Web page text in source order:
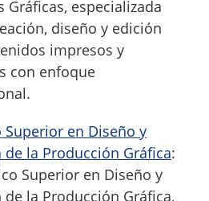
Gráficas, especializada
diseño y edición
impresos y
con enfoque
Superior en Diseño y
de la Producción Gráfica:
Superior en Diseño y
de la Producción Gráfica,